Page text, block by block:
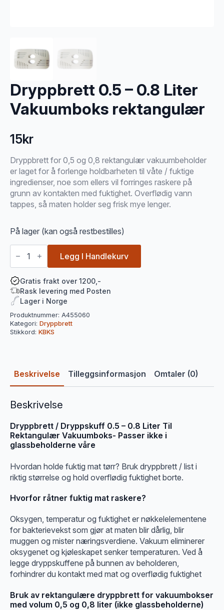
Dryppbrett 0.5 – 0.8 Liter
Vakuumboks rektangulær
15kr
Dryppbrett for 0,5 og 0,8 rektangulær vakuumbeholder
er laget for å forlenge holdbarheten til våte / fuktige
ingredienser, noe som ellers vil forringes raskere på
grunn av kontakten med fuktighet. Overflødig vann
tappes, så maten holder seg frisk mye lenger.
På lager (kan også restbestilles)
Dryppbrett
0.5
-
Liter
Vakuumboks
rektangulær
antall
Legg I Handlekurv
Gratis frakt over 1200,-
Rask levering med Posten
Lager i Norge
Produktnummer: A455060
Kategori: Dryppbrett
Stikkord: KBKS
Beskrivelse Tilleggsinformasjon Omtaler (0)
Beskrivelse
Dryppbrett / Dryppskuff 0.5 – 0.8 Liter Til
Rektangulær Vakuumboks- Passer ikke i
glassbeholderne våre
Hvordan holde fuktig mat tørr? Bruk dryppbrett / list i
riktig størrelse og hold overflødig fuktighet borte.
Hvorfor råtner fuktig mat raskere?
Oksygen, temperatur og fuktighet er nøkkelelementene
for bakterievekst som gjør at maten blir dårlig, blir
muggen og mister næringsverdiene. Vakuum eliminerer
oksygenet og kjøleskapet senker temperaturen. Ved å
legge dryppskuffene på bunnen av beholderen,
forhindrer du kontakt med mat og overflødig fuktighet
Bruk av rektangulære dryppbrett for vakuumbokser
med volum 0,5 og 0,8 liter (ikke glassbeholderne)